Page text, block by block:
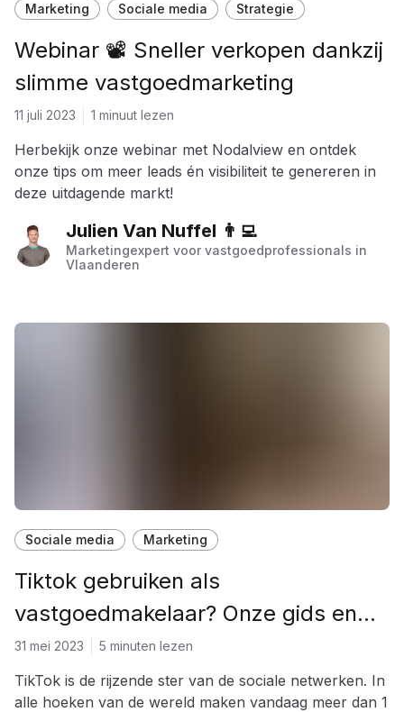
Marketing Sociale media Strategie
Webinar 📽 Sneller verkopen dankzij
slimme vastgoedmarketing
11 juli 2023 1 minuut lezen
Herbekijk onze webinar met Nodalview en ontdek
onze tips om meer leads én visibiliteit te genereren in
deze uitdagende markt!
Julien Van Nuffel 👨‍💻
Marketingexpert voor vastgoedprofessionals in
Vlaanderen
Sociale media Marketing
Tiktok gebruiken als
vastgoedmakelaar? Onze gids en
content ideeën
31 mei 2023 5 minuten lezen
TikTok is de rijzende ster van de sociale netwerken. In
alle hoeken van de wereld maken vandaag meer dan 1